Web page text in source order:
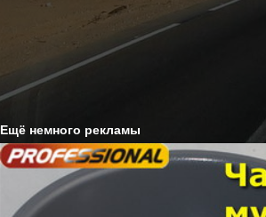
Ещё немного рекламы